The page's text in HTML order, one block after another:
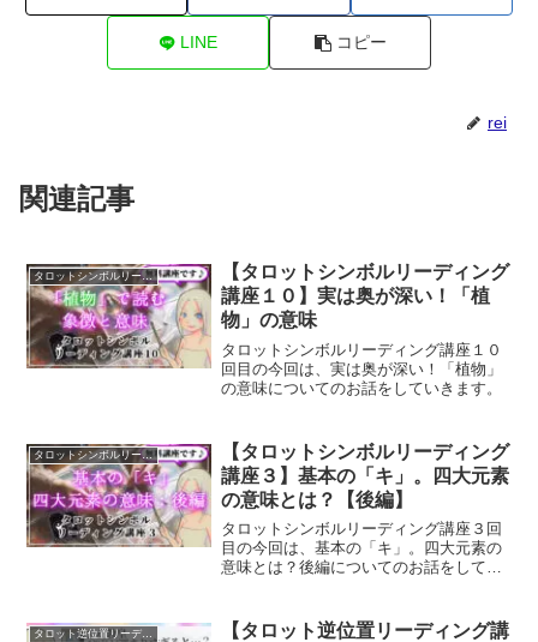
LINE コピー
rei
関連記事
タロットシンボルリーディング講座
【タロットシンボルリーディング
講座１０】実は奥が深い！「植
物」の意味
タロットシンボルリーディング講座１０
回目の今回は、実は奥が深い！「植物」
の意味についてのお話をしていきます。
タロットシンボルリーディング講座
【タロットシンボルリーディング
講座３】基本の「キ」。四大元素
の意味とは？【後編】
タロットシンボルリーディング講座３回
目の今回は、基本の「キ」。四大元素の
意味とは？後編についてのお話をしてい
タロット逆位置リーディング講座
【タロット逆位置リーディング講